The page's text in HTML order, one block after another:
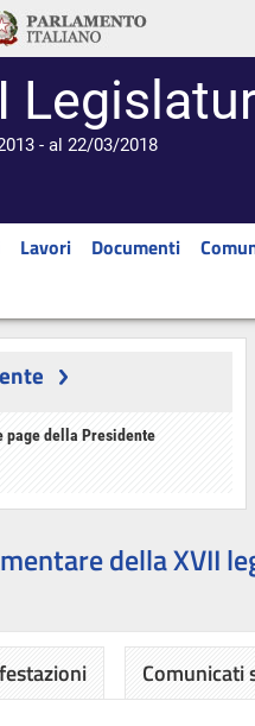
- al 22/03/2018
Lavori Documenti
page della Presidente
della XVII
Comunicati